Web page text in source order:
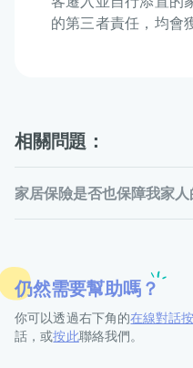
的第三者責任，均會
相關問題：
家居保險是否也保障我家人
仍然需要幫助嗎？
你可以透過右下角的在線對話
話，或按此聯絡我們。